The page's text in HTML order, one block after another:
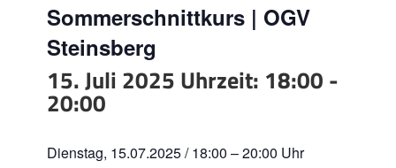
Sommerschnittkurs | OGV
Steinsberg
15. Juli 2025 Uhrzeit: 18:00 -
20:00
Dienstag, 15.07.2025 / 18:00 – 20:00 Uhr